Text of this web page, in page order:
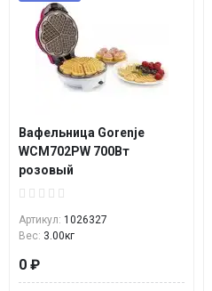
Вафельница Gorenje
WCM702PW 700Вт
розовый
Артикул: 1026327
Вес: 3.00кг
0 ₽